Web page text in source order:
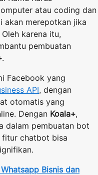
atau coding dan
akan merepotkan jika
karena itu,
pembuatan
.
Facebook yang
API, dengan
otomatis yang
Dengan Koala+,
dalam pembuatan bot
fitur chatbot bisa
Bisnis dan